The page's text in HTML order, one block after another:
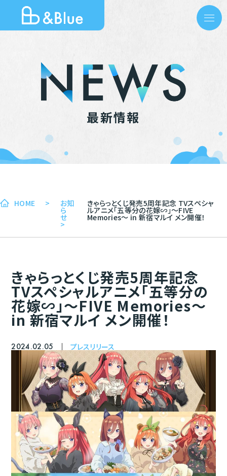
最新情報
HOME > お知
ら
せ
>
きゃらっとくじ発売5周年記念 TVスペシャ
ルアニメ「五等分の花嫁∽」～FIVE
Memories～ in 新宿マルイ メン開催！
きゃらっとくじ発売5周年記念
TVスペシャルアニメ「五等分の
花嫁∽」～FIVE Memories～
in 新宿マルイ メン開催！
2024.02.05 プレスリリース